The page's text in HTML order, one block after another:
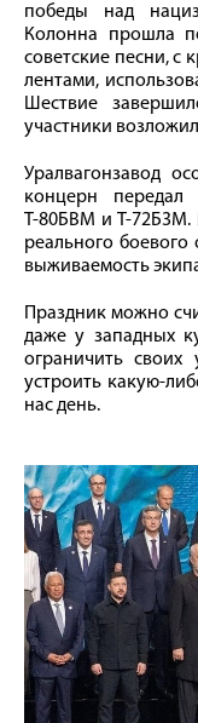
победы над
Колонна прошла
советские песни, с
лентами,
Шествие
участники
Уралвагонзавод
концерн
Т-80БВМ и Т-
реального
выживаемость
Праздник можно
даже у западных
ограничить
устроить какую-
нас день.